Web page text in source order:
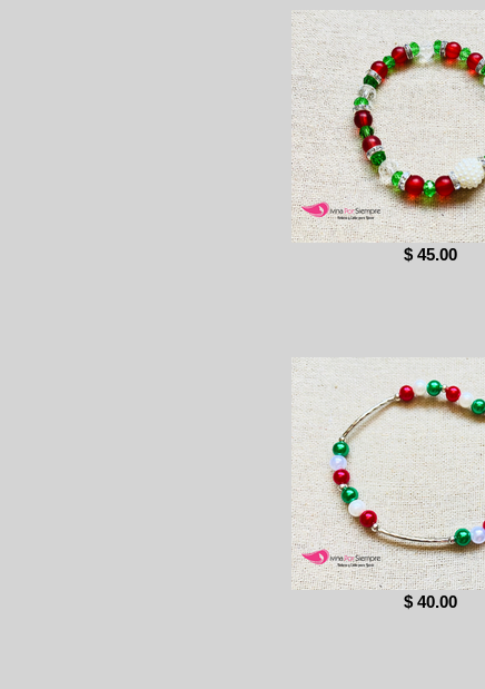
$ 45.00
$ 40.00